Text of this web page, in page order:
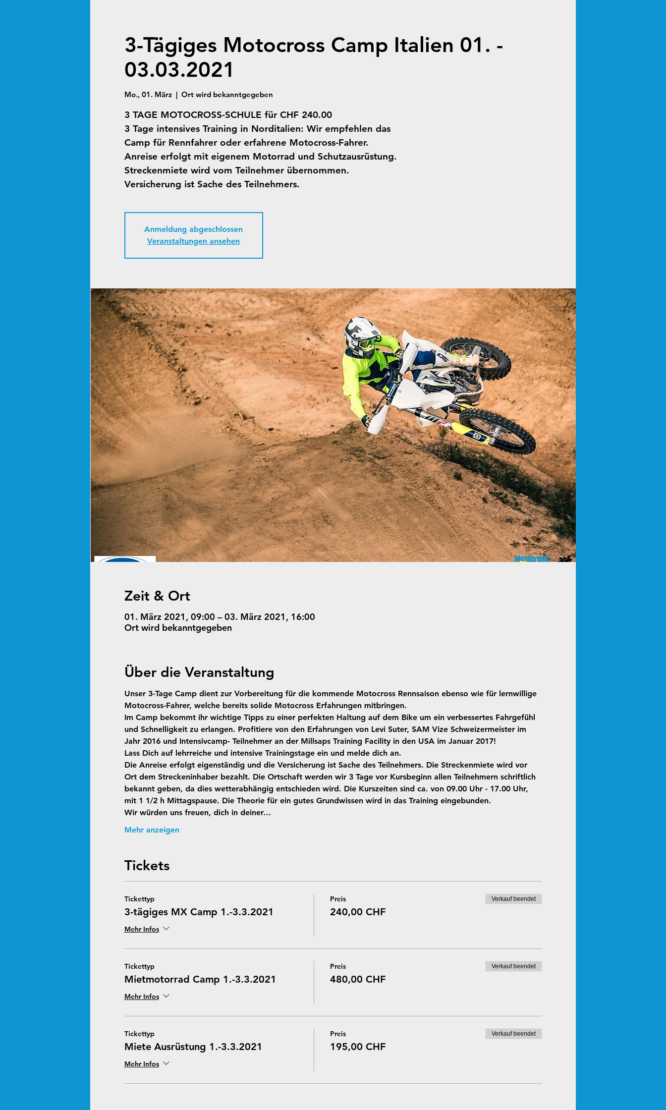
3-Tägiges Motocross Camp Italien 01. -
03.03.2021
Mo., 01. März
  |
Ort wird bekanntgegeben
3 TAGE MOTOCROSS-SCHULE für CHF 240.00
3 Tage intensives Training in Norditalien: Wir empfehlen das
Camp für Rennfahrer oder erfahrene Motocross-Fahrer.
Anreise erfolgt mit eigenem Motorrad und Schutzausrüstung.
Streckenmiete wird vom Teilnehmer übernommen.
Versicherung ist Sache des Teilnehmers.
Anmeldung abgeschlossen
Veranstaltungen ansehen
Zeit & Ort
01. März 2021, 09:00 – 03. März 2021, 16:00
Ort wird bekanntgegeben
Über die Veranstaltung
Unser 3-Tage Camp dient zur Vorbereitung für die kommende Motocross Rennsaison ebenso wie für lernwillige
Motocross-Fahrer, welche bereits solide Motocross Erfahrungen mitbringen.
Im Camp bekommt ihr wichtige Tipps zu einer perfekten Haltung auf dem Bike um ein verbessertes Fahrgefühl
und Schnelligkeit zu erlangen. Profitiere von den Erfahrungen von Levi Suter, SAM Vize Schweizermeister im
Jahr 2016 und Intensivcamp- Teilnehmer an der Millsaps Training Facility in den USA im Januar 2017!
Lass Dich auf lehrreiche und intensive Trainingstage ein und melde dich an.
Die Anreise erfolgt eigenständig und die Versicherung ist Sache des Teilnehmers. Die Streckenmiete wird vor
Ort dem Streckeninhaber bezahlt. Die Ortschaft werden wir 3 Tage vor Kursbeginn allen Teilnehmern schriftlich
bekannt geben, da dies wetterabhängig entschieden wird. Die Kurszeiten sind ca. von 09.00 Uhr - 17.00 Uhr,
mit 1 1/2 h Mittagspause. Die Theorie für ein gutes Grundwissen wird in das Training eingebunden.
Wir würden uns freuen, dich in deiner…
Mehr anzeigen
Tickets
Tickettyp
3-tägiges MX Camp 1.-3.3.2021
Mehr Infos
Preis
240,00 CHF
Verkauf beendet
Tickettyp
Mietmotorrad Camp 1.-3.3.2021
Mehr Infos
Preis
480,00 CHF
Verkauf beendet
Tickettyp
Miete Ausrüstung 1.-3.3.2021
Mehr Infos
Preis
195,00 CHF
Verkauf beendet